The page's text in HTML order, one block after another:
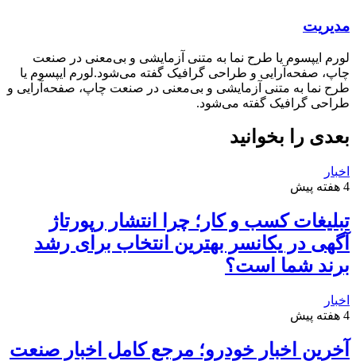
مدیریت
لورم ایپسوم یا طرح‌ نما به متنی آزمایشی و بی‌معنی در صنعت
چاپ، صفحه‌آرایی و طراحی گرافیک گفته می‌شود.لورم ایپسوم یا
طرح‌ نما به متنی آزمایشی و بی‌معنی در صنعت چاپ، صفحه‌آرایی و
طراحی گرافیک گفته می‌شود.
بعدی را بخوانید
اخبار
4 هفته پیش
تبلیغات کسب و کار؛ چرا انتشار رپورتاژ
آگهی در یکانسر بهترین انتخاب برای رشد
برند شما است؟
اخبار
4 هفته پیش
آخرین اخبار خودرو؛ مرجع کامل اخبار صنعت